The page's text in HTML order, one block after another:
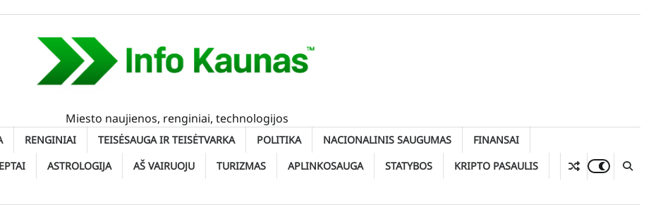
Miesto naujienos, renginiai, technologijos
RENGINIAI TEISĖSAUGA IR TEISĖTVARKA POLITIKA NACIONALINIS SAUGUMAS
FINANSAI
ASTROLOGIJA AŠ VAIRUOJU TURIZMAS APLINKOSAUGA STATYBOS
KRIPTO PASAULIS